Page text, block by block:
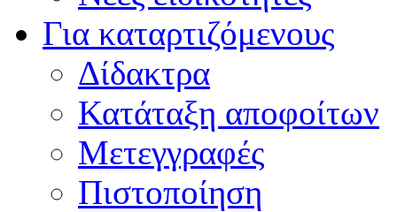
Για καταρτιζόμενους
Δίδακτρα
Κατάταξη αποφοίτων
Μετεγγραφές
Πιστοποίηση